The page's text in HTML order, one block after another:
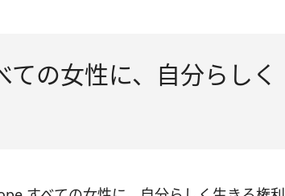
の女性に、自分らしく